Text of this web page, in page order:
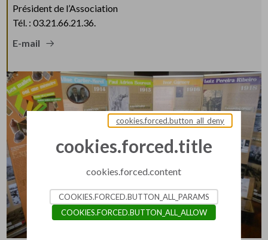
Président de l’Association
Tél. : 03.21.66.21.36.
E-mail
cookies.forced.title
cookies.forced.content
cookies.forced.button_all_deny
COOKIES.FORCED.BUTTON_ALL_PARAMS
COOKIES.FORCED.BUTTON_ALL_ALLOW